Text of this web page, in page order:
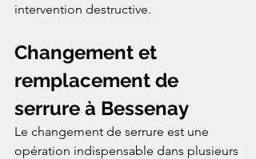
intervention destructive.
Changement et
remplacement de
serrure à Bessenay
Le changement de serrure est une
opération indispensable dans plusieurs